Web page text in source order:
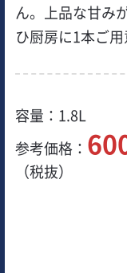
ん。上品な甘み
ひ厨房に1本ご用
容量：1.8L
参考価格：
（税抜）